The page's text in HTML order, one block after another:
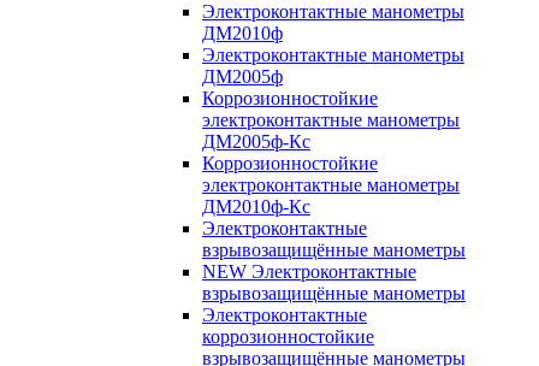
Электроконтактные манометры
ДМ2010ф
Электроконтактные манометры
ДМ2005ф
Коррозионностойкие
электроконтактные манометры
ДМ2005ф-Кс
Коррозионностойкие
электроконтактные манометры
ДМ2010ф-Кс
Электроконтактные
взрывозащищённые манометры
NEW Электроконтактные
взрывозащищённые манометры
Электроконтактные
коррозионностойкие
взрывозащищённые манометры